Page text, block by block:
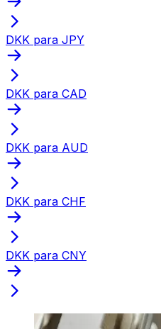
DKK para JPY
DKK para CAD
DKK para AUD
DKK para CHF
DKK para CNY